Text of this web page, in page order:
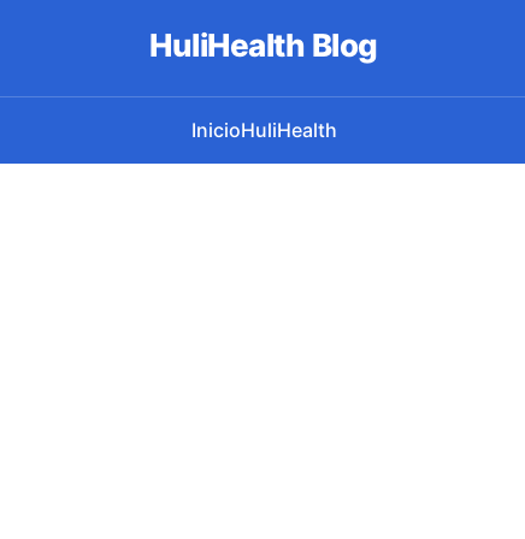
HuliHealth Blog
InicioHuliHealth